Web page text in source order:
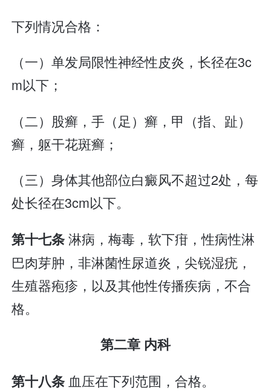
下列情况合格：
（一）单发局限性神经性皮炎，长径在3c
m以下；
（二）股癣，手（足）癣，甲（指、趾）
癣，躯干花斑癣；
（三）身体其他部位白癜风不超过2处，每
处长径在3cm以下。
第十七条淋病，梅毒，软下疳，性病性淋
巴肉芽肿，非淋菌性尿道炎，尖锐湿疣，
生殖器疱疹，以及其他性传播疾病，不合
格。
第二章 内科
第十八条 血压在下列范围，合格。